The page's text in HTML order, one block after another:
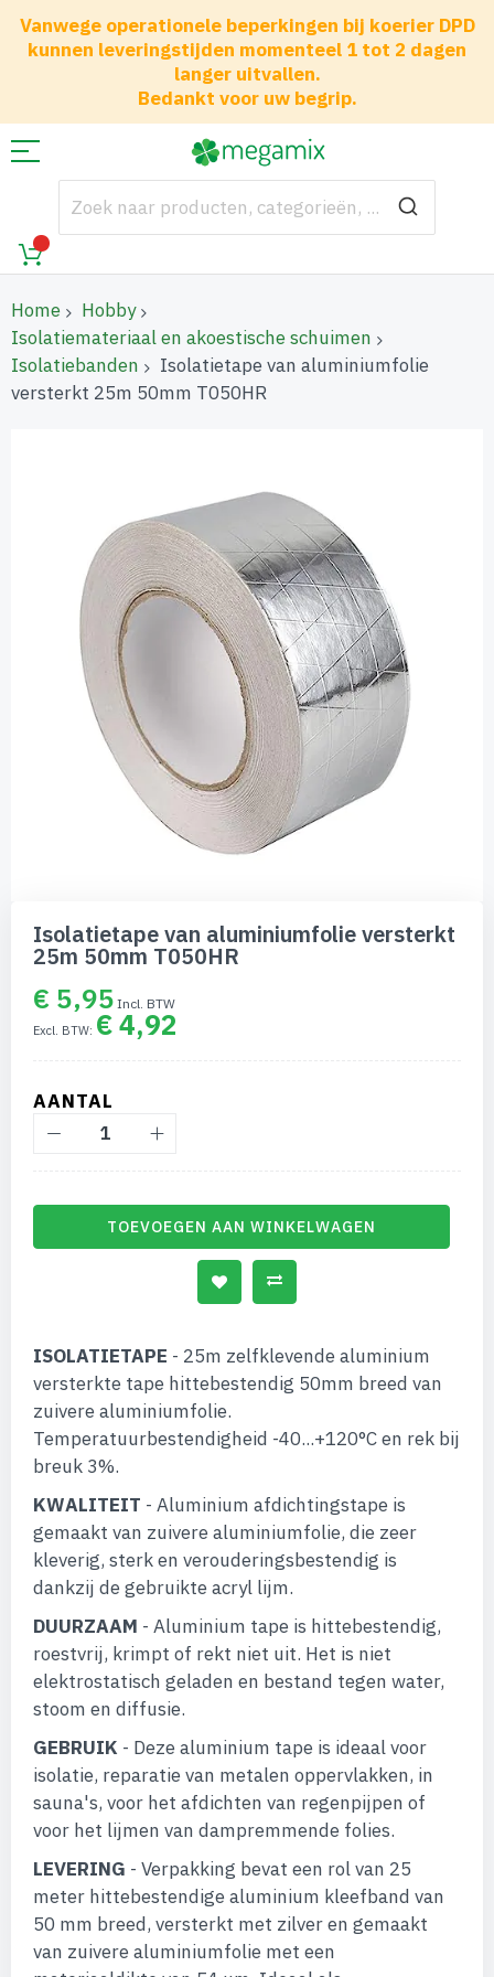
Vanwege operationele beperkingen bij koerier DPD
kunnen leveringstijden momenteel 1 tot 2 dagen
langer uitvallen.
Bedankt voor uw begrip.
Home
Hobby
Isolatiemateriaal en akoestische schuimen
Isolatiebanden
Isolatietape van aluminiumfolie
versterkt 25m 50mm T050HR
afbeeldingen-
naar
begin
afbeeldingen-
gallerij
Isolatietape van aluminiumfolie versterkt
25m 50mm T050HR
€ 5,95
€ 4,92
AANTAL
TOEVOEGEN AAN WINKELWAGEN
ISOLATIETAPE - 25m zelfklevende aluminium
versterkte tape hittebestendig 50mm breed van
zuivere aluminiumfolie.
Temperatuurbestendigheid -40...+120°C en rek bij
breuk 3%.
KWALITEIT - Aluminium afdichtingstape is
gemaakt van zuivere aluminiumfolie, die zeer
kleverig, sterk en verouderingsbestendig is
dankzij de gebruikte acryl lijm.
DUURZAAM - Aluminium tape is hittebestendig,
roestvrij, krimpt of rekt niet uit. Het is niet
elektrostatisch geladen en bestand tegen water,
stoom en diffusie.
GEBRUIK - Deze aluminium tape is ideaal voor
isolatie, reparatie van metalen oppervlakken, in
sauna's, voor het afdichten van regenpijpen of
voor het lijmen van dampremmende folies.
LEVERING - Verpakking bevat een rol van 25
meter hittebestendige aluminium kleefband van
50 mm breed, versterkt met zilver en gemaakt
van zuivere aluminiumfolie met een